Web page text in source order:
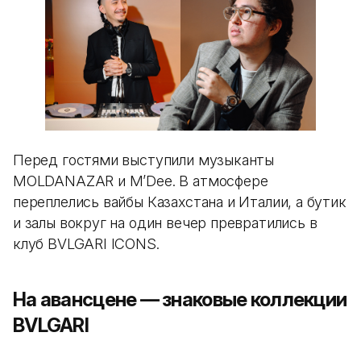
Перед гостями выступили музыканты
MOLDANAZAR и M’Dee. В атмосфере
переплелись вайбы Казахстана и Италии, а бутик
и залы вокруг на один вечер превратились в
клуб BVLGARI ICONS.
На авансцене — знаковые коллекции
BVLGARI